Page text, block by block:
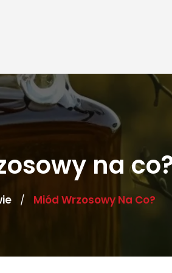
na
/ Miód Wrzosowy Na Co?